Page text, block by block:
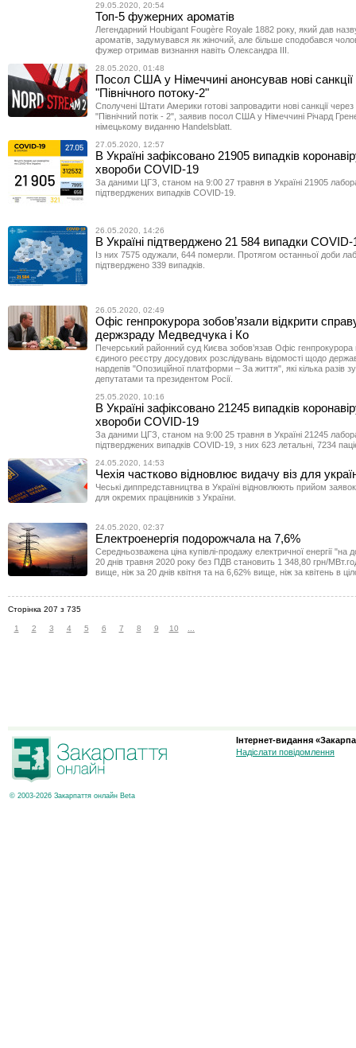
29.05.2020, 20:54
Топ-5 фужерних ароматів
Легендарний Houbigant Fougère Royale 1882 року, який дав
ароматів, задумувався як жіночий, але більше сподобався
фужер отримав визнання навіть Олександра III.
28.05.2020, 01:48
Посол США у Німеччині анонсував нові санкції
"Північного потоку-2"
Сполучені Штати Америки готові запровадити нові санкції через
"Північний потік - 2", заявив посол США у Німеччині Річард
німецькому виданню Handelsblatt.
27.05.2020, 12:57
В Україні зафіксовано 21905 випадків
хвороби COVID-19
За даними ЦГЗ, станом на 9:00 27 травня в Україні 21905
підтверджених випадків COVID-19.
26.05.2020, 14:26
В Україні підтверджено 21 584 випадки COVID-
Із них 7575 одужали, 644 померли. Протягом останньої доби
підтверджено 339 випадків.
26.05.2020, 02:49
Офіс генпрокурора зобов’язали відкрити
держзраду Медведчука і Ко
Печерський районний суд Києва зобов’язав Офіс генпрокурора
єдиного реєстру досудових розслідувань відомості щодо
нардепів "Опозиційної платформи – За життя", які кілька разів
депутатами та президентом Росії.
25.05.2020, 10:16
В Україні зафіксовано 21245 випадків
хвороби COVID-19
За даними ЦГЗ, станом на 9:00 25 травня в Україні 21245
підтверджених випадків COVID-19, з них 623 летальні, 7234
24.05.2020, 14:53
Чехія частково відновлює видачу віз для
Чеські диппредставництва в Україні відновлюють прийом
для окремих працівників з України.
24.05.2020, 02:37
Електроенергія подорожчала на 7,6%
Середньозважена ціна купівлі-продажу електричної енергії "на
20 днів травня 2020 року без ПДВ становить 1 348,80 грн/
вище, ніж за 20 днів квітня та на 6,62% вище, ніж за квітень в
Сторінка 207 з 735
1 2 3 4 5 6 7 8 9 10
© 2003-2026 Закарпаття онлайн Beta
Інтернет-видання
Надіслати повідомлення